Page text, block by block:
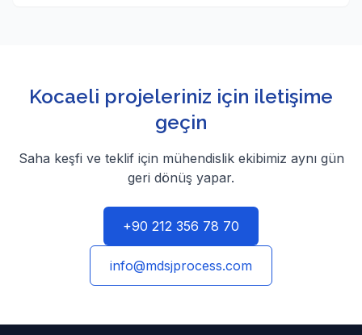
Kocaeli projeleriniz için iletişime
geçin
Saha keşfi ve teklif için mühendislik ekibimiz aynı gün
geri dönüş yapar.
+90 212 356 78 70
info@mdsjprocess.com